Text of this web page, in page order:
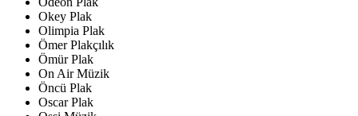
Okey Plak
Olimpia Plak
Ömer Plakçılık
Ömür Plak
On Air Müzik
Öncü Plak
Oscar Plak